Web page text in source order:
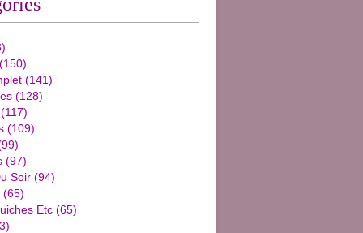
(150)
(141)
(128)
(117)
(109)
(97)
Soir (94)
(65)
Etc (65)